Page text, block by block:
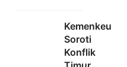
Kemenkeu
Soroti
Konflik